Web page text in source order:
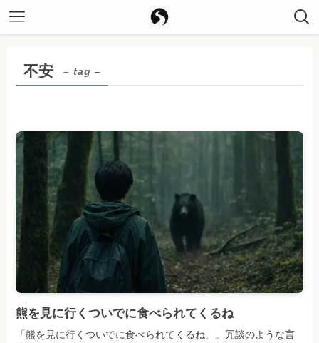
不安 – tag –
熊を見に行くついでに食べられてくるね
「熊を見に行くついでに食べられてくるね」。冗談のような言